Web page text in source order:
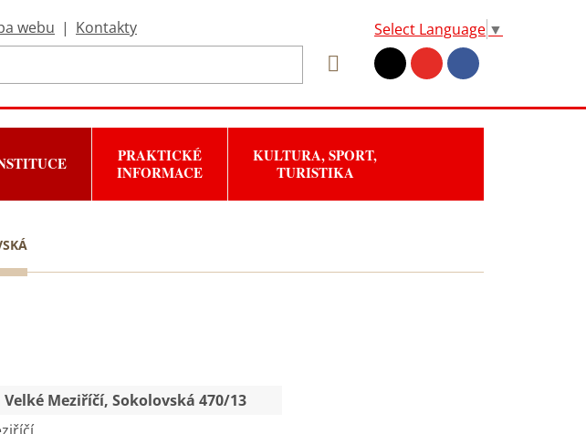
webu | Kontakty Select Language ▼
PRAKTICKÉ
INFORMACE
KULTURA, SPORT,
TURISTIKA
Meziříčí, Sokolovská 470/13